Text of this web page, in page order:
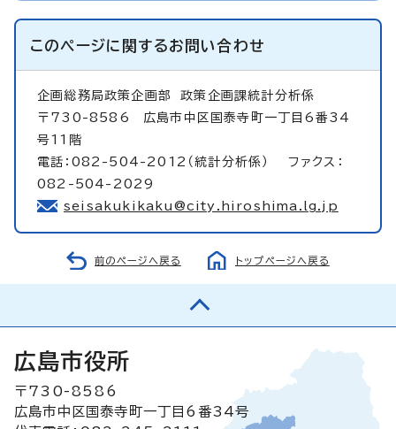
このページに関するお問い合わせ
企画総務局政策企画部政策企画課統計分析係
〒730-8586 広島市中区国泰寺町一丁目6番34
号11階
電話：082-504-2012（統計分析係） ファクス：
082-504-2029
seisakukikaku@city.hiroshima.lg.jp
前のページへ戻る トップページへ戻る
広島市役所
〒730-8586
広島市中区国泰寺町一丁目6番34号